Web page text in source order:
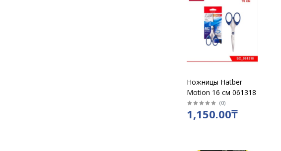
Ножницы Hatber
Motion 16 см 061318
(0)
1,150.00₸